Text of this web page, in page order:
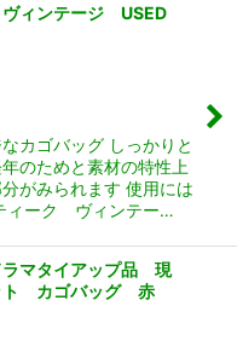
ィンテージ USED
カゴバッグ しっかりと
のためと素材の特性上
がみられます 使用には
ィーク ヴィンテー…
ラマタイアップ品 現
ト カゴバッグ 赤